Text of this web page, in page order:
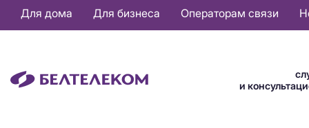
Основная
навигация
Для дома Для бизнеса Операторам связи
и